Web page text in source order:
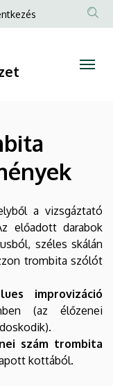
a vizsgáztató
előadott darabok
széles skálán
trombita szólót
improvizáció
(az élőzenei
szám trombita
kottából.